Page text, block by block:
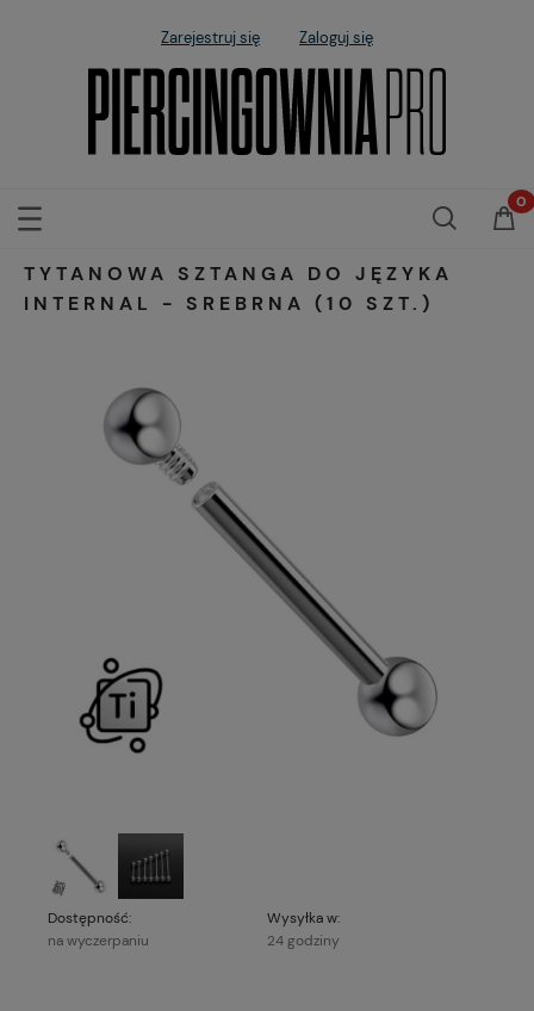
Zarejestruj się Zaloguj się
TYTANOWA SZTANGA DO JĘZYKA
INTERNAL - SREBRNA (10 SZT.)
Dostępność:
na wyczerpaniu
Wysyłka w:
24 godziny